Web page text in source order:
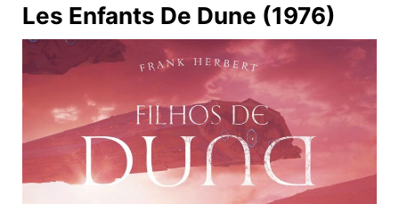
Les Enfants De Dune (1976)